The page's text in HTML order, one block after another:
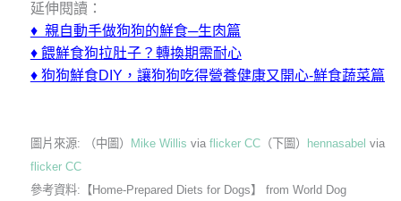
延伸閱讀：
♦ 親自動手做狗狗的鮮食─生肉篇
♦ 餵鮮食狗拉肚子？轉換期需耐心
♦ 狗狗鮮食DIY，讓狗狗吃得營養健康又開心-鮮食蔬菜篇
圖片來源: （中圖） Mike Willis viaflicker CC（下圖） hennasabel via
flicker CC
參考資料:【Home-Prepared Diets for Dogs】 from World Dog